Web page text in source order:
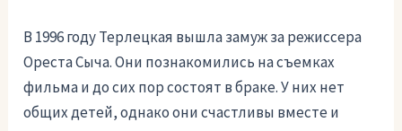
В 1996 году Терлецкая вышла замуж за режиссера
Ореста Сыча. Они познакомились на съемках
фильма и до сих пор состоят в браке. У них нет
общих детей, однако они счастливы вместе и